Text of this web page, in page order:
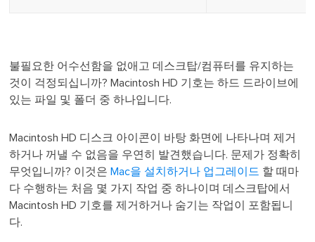
불필요한 어수선함을 없애고 데스크탑/컴퓨터를 유지하는
것이 걱정되십니까? Macintosh HD 기호는 하드 드라이브에
있는 파일 및 폴더 중 하나입니다.
Macintosh HD 디스크 아이콘이 바탕 화면에 나타나며 제거
하거나 꺼낼 수 없음을 우연히 발견했습니다. 문제가 정확히
무엇입니까? 이것은 Mac을 설치하거나 업그레이드 할 때마
다 수행하는 처음 몇 가지 작업 중 하나이며 데스크탑에서
Macintosh HD 기호를 제거하거나 숨기는 작업이 포함됩니
다.